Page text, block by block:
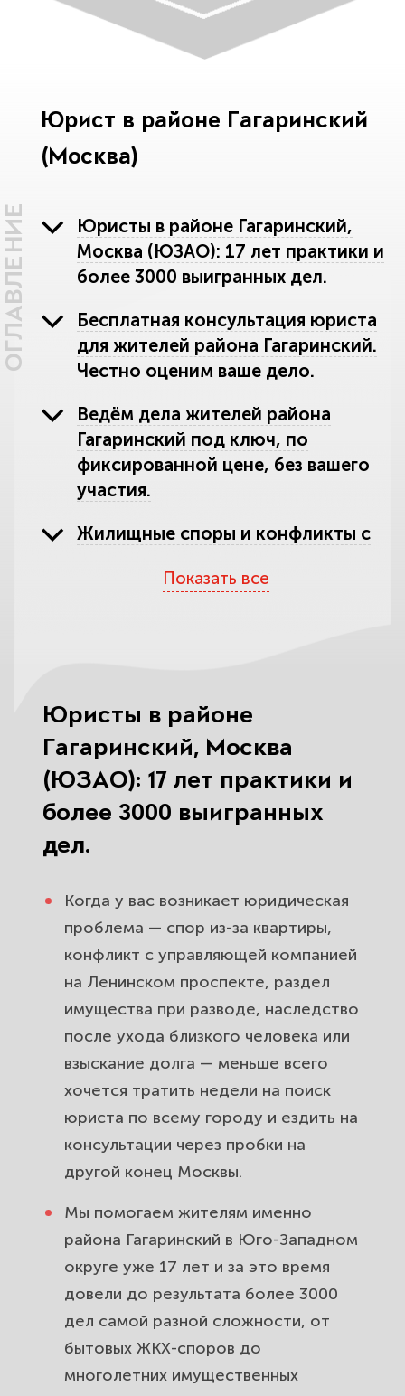
ОГЛАВЛЕНИЕ
Юрист в районе Гагаринский
(Москва)
Юристы в районе Гагаринский,
Москва (ЮЗАО): 17 лет практики и
более 3000 выигранных дел.
Бесплатная консультация юриста
для жителей района Гагаринский.
Честно оценим ваше дело.
Ведём дела жителей района
Гагаринский под ключ, по
фиксированной цене, без вашего
участия.
Жилищные споры и конфликты с
Защитим вашу квартиру и
наследство и защитить долю.
Развод и семейные споры в районе
Гагаринский. Разделим имущество
и защитим детей.
Помощь юриста после ДТП в
Споры с банками и кредитами в
районе Гагаринский. Защитим от
давления и спишем лишнее.
Сделки с недвижимостью и споры
Трудовые споры в районе
Гагаринский. Вернём зарплату,
оспорим незаконное увольнение.
Защита прав потребителей в
районе Гагаринский. Вернём
деньги за товар и некачественные
услуги.
Земельные споры и вопросы по
участкам жителей района
Гагаринский. Защитим ваши
Показать все
Юристы в районе
Гагаринский, Москва
(ЮЗАО): 17 лет практики и
более 3000 выигранных
дел.
Когда у вас возникает юридическая
проблема — спор из-за квартиры,
конфликт с управляющей компанией
на Ленинском проспекте, раздел
имущества при разводе, наследство
после ухода близкого человека или
взыскание долга — меньше всего
хочется тратить недели на поиск
юриста по всему городу и ездить на
консультации через пробки на
другой конец Москвы.
Мы помогаем жителям именно
района Гагаринский в Юго-Западном
округе уже 17 лет и за это время
довели до результата более 3000
дел самой разной сложности, от
бытовых ЖКХ-споров до
многолетних имущественных